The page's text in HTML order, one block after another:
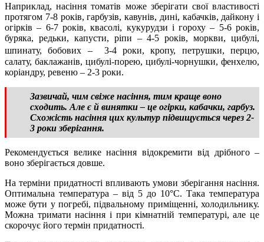
Наприклад, насіння томатів може зберігати свої властивості
протягом 7-8 років, гарбузів, кавунів, дині, кабачків, дайкону і
огірків – 6-7 років, квасолі, кукурудзи і гороху – 5-6 років,
буряка, редьки, капусти, ріпи – 4-5 років, моркви, цибулі,
шпинату, бобових – 3-4 роки, кропу, петрушки, перцю,
салату, баклажанів, цибулі-порею, цибулі-чорнушки, фенхелю,
коріандру, ревеню – 2-3 роки.
Зазвичай, чим свіже насіння, тим краще воно
сходить. Але є й винятки – це огірки, кабачки, гарбуз.
Схожість насіння цих культур підвищується через 2-
3 роки зберігання.
Рекомендується велике насіння відокремити від дрібного –
воно зберігається довше.
На терміни придатності впливають умови зберігання насіння.
Оптимальна температура – від 5 до 10°С. Така температура
може бути у погребі, підвальному приміщенні, холодильнику.
Можна тримати насіння і при кімнатній температурі, але це
скорочує його термін придатності.